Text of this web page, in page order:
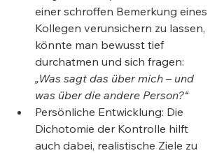
einer schroffen Bemerkung eines
Kollegen verunsichern zu lassen,
könnte man bewusst tief
durchatmen und sich fragen:
„Was sagt das über mich – und
was über die andere Person?“
Persönliche Entwicklung: Die
Dichotomie der Kontrolle hilft
auch dabei, realistische Ziele zu